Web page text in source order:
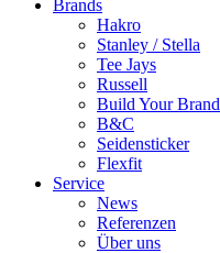
Brands
Hakro
Stanley / Stella
Tee Jays
Russell
Build Your Brand
B&C
Seidensticker
Flexfit
Service
News
Referenzen
Über uns